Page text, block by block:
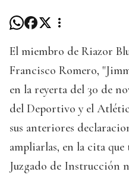
El miembro de Riazor
Francisco Romero,
en la reyerta del 30 de
del Deportivo y el
sus anteriores
ampliarlas, en la cita que
Juzgado de Instrucción